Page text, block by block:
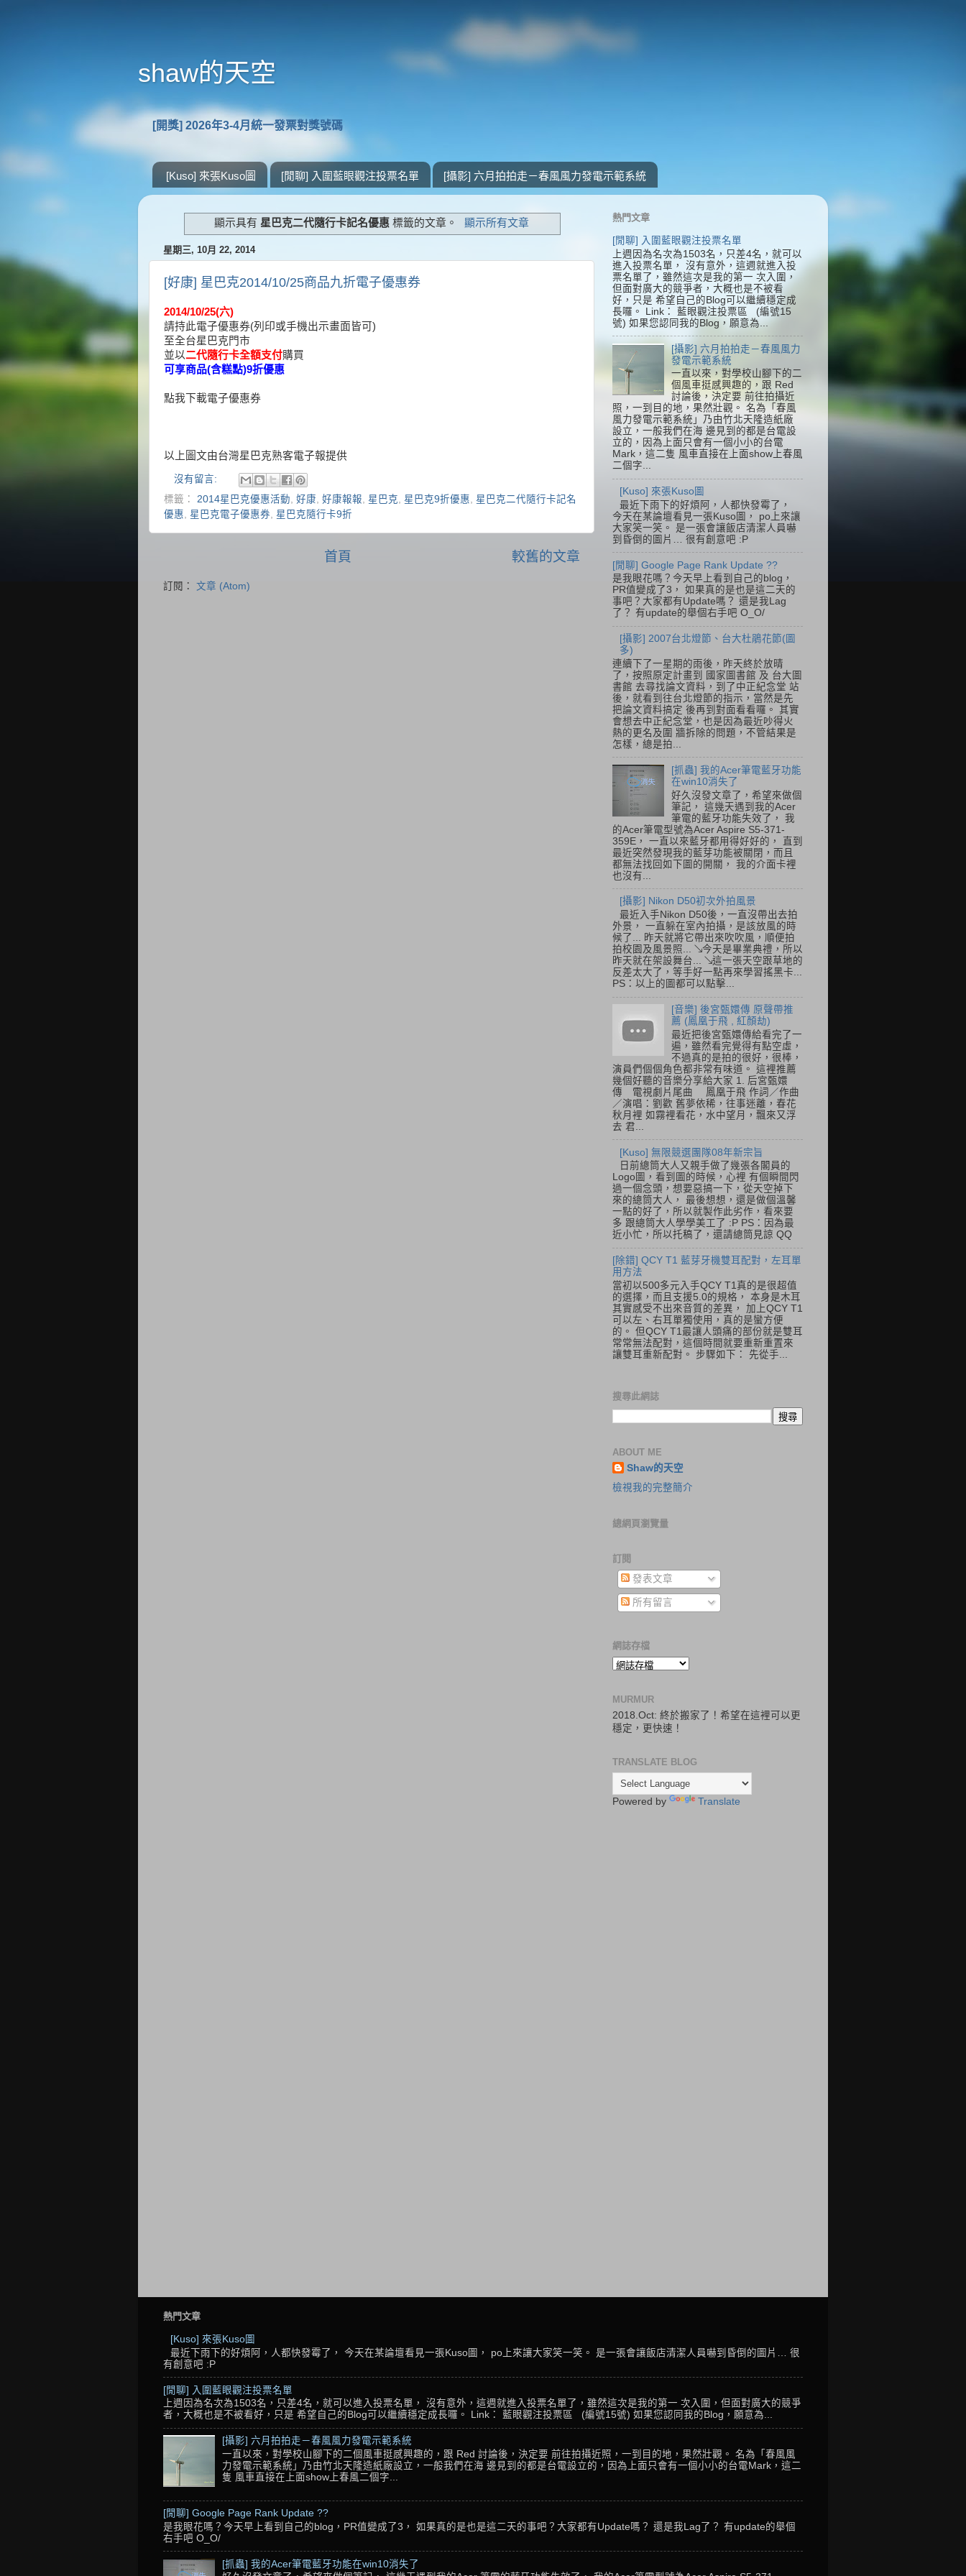
shaw的天空
[開獎] 2026年3-4月統一發票對獎號碼
[Kuso] 來張Kuso圖 [閒聊] 入圍藍眼觀注投票名單 [攝影] 六月拍拍走－春風風力發電示範系統
顯示具有 星巴克二代隨行卡記名優惠 標籤的文章。 顯示所有文章
星期三, 10月 22, 2014
[好康] 星巴克2014/10/25商品九折電子優惠券
2014/10/25(六)
請持此電子優惠券(列印或手機出示畫面皆可)
至全台星巴克門市
並以二代隨行卡全額支付購買
可享商品(含糕點)9折優惠
點我下載電子優惠券
以上圖文由台灣星巴克熟客電子報提供
沒有留言:
標籤： 2014星巴克優惠活動 好康 好康報報 星巴克 星巴克9折優惠
星巴克二代隨行卡記名
優惠
星巴克電子優惠券 星巴克隨行卡9折
較舊的文章
首頁
訂閱： 文章 (Atom)
熱門文章
[閒聊] 入圍藍眼觀注投票名單
上週因為名次為1503名，只差4名，就可以
進入投票名單， 沒有意外，這週就進入投
票名單了，雖然這次是我的第一 次入圍，
但面對廣大的競爭者，大概也是不被看
好，只是 希望自己的Blog可以繼續穩定成
長囉。 Link： 藍眼觀注投票區 (編號15
號) 如果您認同我的Blog，願意為...
[攝影] 六月拍拍走－春風風力
發電示範系統
一直以來，對學校山腳下的二
個風車挺感興趣的，跟 Red
討論後，決定要 前往拍攝近
照，一到目的地，果然壯觀。 名為「春風
風力發電示範系統」乃由竹北天隆造紙廠
設立，一般我們在海 邊見到的都是台電設
立的，因為上面只會有一個小小的台電
Mark，這二隻 風車直接在上面show上春風
二個字...
[Kuso] 來張Kuso圖
最近下雨下的好煩阿，人都快發霉了，
今天在某論壇看見一張Kuso圖， po上來讓
大家笑一笑。 是一張會讓飯店清潔人員嚇
到昏倒的圖片… 很有創意吧 :P
[閒聊] Google Page Rank Update ??
是我眼花嗎？今天早上看到自己的blog，
PR值變成了3， 如果真的是也是這二天的
事吧？大家都有Update嗎？ 還是我Lag
了？ 有update的舉個右手吧 O_O/
[攝影] 2007台北燈節、台大杜鵑花節(圖
多)
連續下了一星期的雨後，昨天終於放晴
了，按照原定計畫到 國家圖書館 及 台大圖
書館 去尋找論文資料，到了中正紀念堂 站
後，就看到往台北燈節的指示，當然是先
把論文資料搞定 後再到對面看看囉。 其實
會想去中正紀念堂，也是因為最近吵得火
熱的更名及圍 牆拆除的問題，不管結果是
怎樣，總是拍...
[抓蟲] 我的Acer筆電藍牙功能
在win10消失了
好久沒發文章了，希望來做個
筆記， 這幾天遇到我的Acer
筆電的藍牙功能失效了， 我
的Acer筆電型號為Acer Aspire S5-371-
359E， 一直以來藍牙都用得好好的， 直到
最近突然發現我的藍芽功能被關閉，而且
都無法找回如下圖的開關， 我的介面卡裡
也沒有...
[攝影] Nikon D50初次外拍風景
最近入手Nikon D50後，一直沒帶出去拍
外景， 一直躲在室內拍攝，是該放風的時
候了... 昨天就將它帶出來吹吹風，順便拍
拍校園及風景照... ↘今天是畢業典禮，所以
昨天就在架設舞台... ↘這一張天空跟草地的
反差太大了，等手好一點再來學習搖黑卡...
PS：以上的圖都可以點擊...
[音樂] 後宮甄嬛傳 原聲帶推
薦 (鳳凰于飛 , 紅顏劫)
最近把後宮甄嬛傳給看完了一
遍，雖然看完覺得有點空虛，
不過真的是拍的很好，很棒，
演員們個個角色都非常有味道。 這裡推薦
幾個好聽的音樂分享給大家 1. 后宮甄嬛
傳 電視劇片尾曲 鳳凰于飛 作詞／作曲
／演唱：劉歡 舊夢依稀，往事迷離，春花
秋月裡 如霧裡看花，水中望月，飄來又浮
去 君...
[Kuso] 無限競選團隊08年新宗旨
日前總筒大人又親手做了幾張各閣員的
Logo圖，看到圖的時候，心裡 有個瞬間閃
過一個念頭，想要惡搞一下，從天空掉下
來的總筒大人， 最後想想，還是做個溫馨
一點的好了，所以就製作此劣作，看來要
多 跟總筒大人學學美工了 :P PS：因為最
近小忙，所以托稿了，還請總筒見諒 QQ
[除錯] QCY T1 藍芽牙機雙耳配對，左耳單
用方法
當初以500多元入手QCY T1真的是很超值
的選擇，而且支援5.0的規格， 本身是木耳
其實感受不出來音質的差異， 加上QCY T1
可以左、右耳單獨使用，真的是蠻方便
的。 但QCY T1最讓人頭痛的部份就是雙耳
常常無法配對，這個時間就要重新重置來
讓雙耳重新配對。 步驟如下： 先從手...
搜尋此網誌
ABOUT ME
Shaw的天空
檢視我的完整簡介
總網頁瀏覽量
訂閱
發表文章
所有留言
網誌存檔
MURMUR
2018.Oct: 終於搬家了！希望在這裡可以更
穩定，更快速！
TRANSLATE BLOG
Powered by Translate
熱門文章
[Kuso] 來張Kuso圖
最近下雨下的好煩阿，人都快發霉了， 今天在某論壇看見一張Kuso圖， po上來讓大家笑一笑。 是一張會讓飯店清潔人員嚇到昏倒的圖片… 很
有創意吧 :P
[閒聊] 入圍藍眼觀注投票名單
上週因為名次為1503名，只差4名，就可以進入投票名單， 沒有意外，這週就進入投票名單了，雖然這次是我的第一 次入圍，但面對廣大的競爭
者，大概也是不被看好，只是 希望自己的Blog可以繼續穩定成長囉。 Link： 藍眼觀注投票區 (編號15號) 如果您認同我的Blog，願意為...
[攝影] 六月拍拍走－春風風力發電示範系統
一直以來，對學校山腳下的二個風車挺感興趣的，跟 Red 討論後，決定要 前往拍攝近照，一到目的地，果然壯觀。 名為「春風風
力發電示範系統」乃由竹北天隆造紙廠設立，一般我們在海 邊見到的都是台電設立的，因為上面只會有一個小小的台電Mark，這二
隻 風車直接在上面show上春風二個字...
[閒聊] Google Page Rank Update ??
是我眼花嗎？今天早上看到自己的blog，PR值變成了3， 如果真的是也是這二天的事吧？大家都有Update嗎？ 還是我Lag了？ 有update的舉個
右手吧 O_O/
[抓蟲] 我的Acer筆電藍牙功能在win10消失了